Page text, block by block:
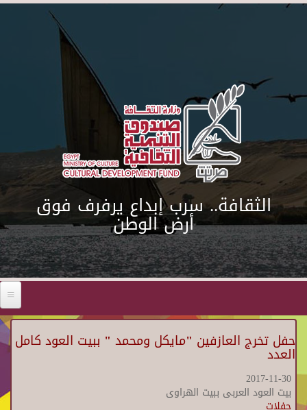
Skip to main content
الثقافة.. سرب إبداع يرفرف فوق
أرض الوطن
حفل تخرج العازفين "مايكل ومحمد " ببيت العود كامل
العدد
2017-11-30
بيت العود العربى ببيت الهراوى
حفلات